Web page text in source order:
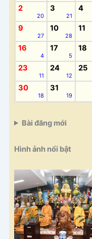
2
20
3
21
4
9
27
10
28
11
16
4
17
5
18
23
11
24
12
25
30
18
31
19
Bài đăng mới
Hình ảnh nổi bật